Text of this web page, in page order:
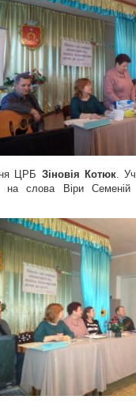
ЦРБ Зіновія Котюк.
на слова Віри